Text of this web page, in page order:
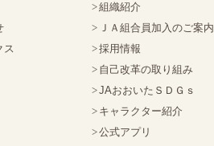
ス
組織紹介
ＪＡ組合員加入のご案内
採用情報
自己改革の取り組み
JAおおいたＳＤＧｓ
キャラクター紹介
公式アプリ